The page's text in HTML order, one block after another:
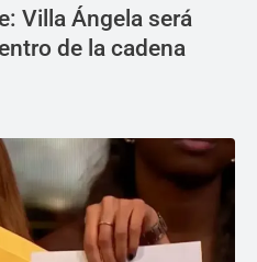
Villa Ángela será
de la cadena